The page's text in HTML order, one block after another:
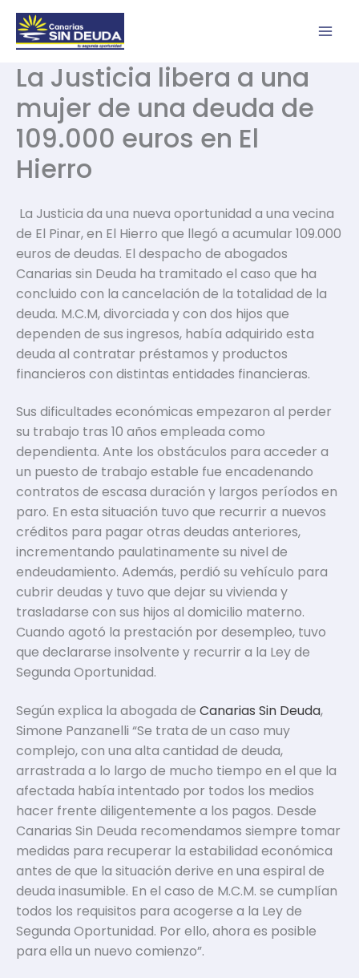
contenido
La Justicia libera a una
mujer de una deuda de
109.000 euros en El
Hierro
La Justicia da una nueva oportunidad a una vecina
de El Pinar, en El Hierro que llegó a acumular 109.000
euros de deudas. El despacho de abogados
Canarias sin Deuda ha tramitado el caso que ha
concluido con la cancelación de la totalidad de la
deuda. M.C.M, divorciada y con dos hijos que
dependen de sus ingresos, había adquirido esta
deuda al contratar préstamos y productos
financieros con distintas entidades financieras.
Sus dificultades económicas empezaron al perder
su trabajo tras 10 años empleada como
dependienta. Ante los obstáculos para acceder a
un puesto de trabajo estable fue encadenando
contratos de escasa duración y largos períodos en
paro. En esta situación tuvo que recurrir a nuevos
créditos para pagar otras deudas anteriores,
incrementando paulatinamente su nivel de
endeudamiento. Además, perdió su vehículo para
cubrir deudas y tuvo que dejar su vivienda y
trasladarse con sus hijos al domicilio materno.
Cuando agotó la prestación por desempleo, tuvo
que declararse insolvente y recurrir a la Ley de
Segunda Oportunidad.
Según explica la abogada de Canarias Sin Deuda,
Simone Panzanelli “Se trata de un caso muy
complejo, con una alta cantidad de deuda,
arrastrada a lo largo de mucho tiempo en el que la
afectada había intentado por todos los medios
hacer frente diligentemente a los pagos. Desde
Canarias Sin Deuda recomendamos siempre tomar
medidas para recuperar la estabilidad económica
antes de que la situación derive en una espiral de
deuda inasumible. En el caso de M.C.M. se cumplían
todos los requisitos para acogerse a la Ley de
Segunda Oportunidad. Por ello, ahora es posible
para ella un nuevo comienzo”.